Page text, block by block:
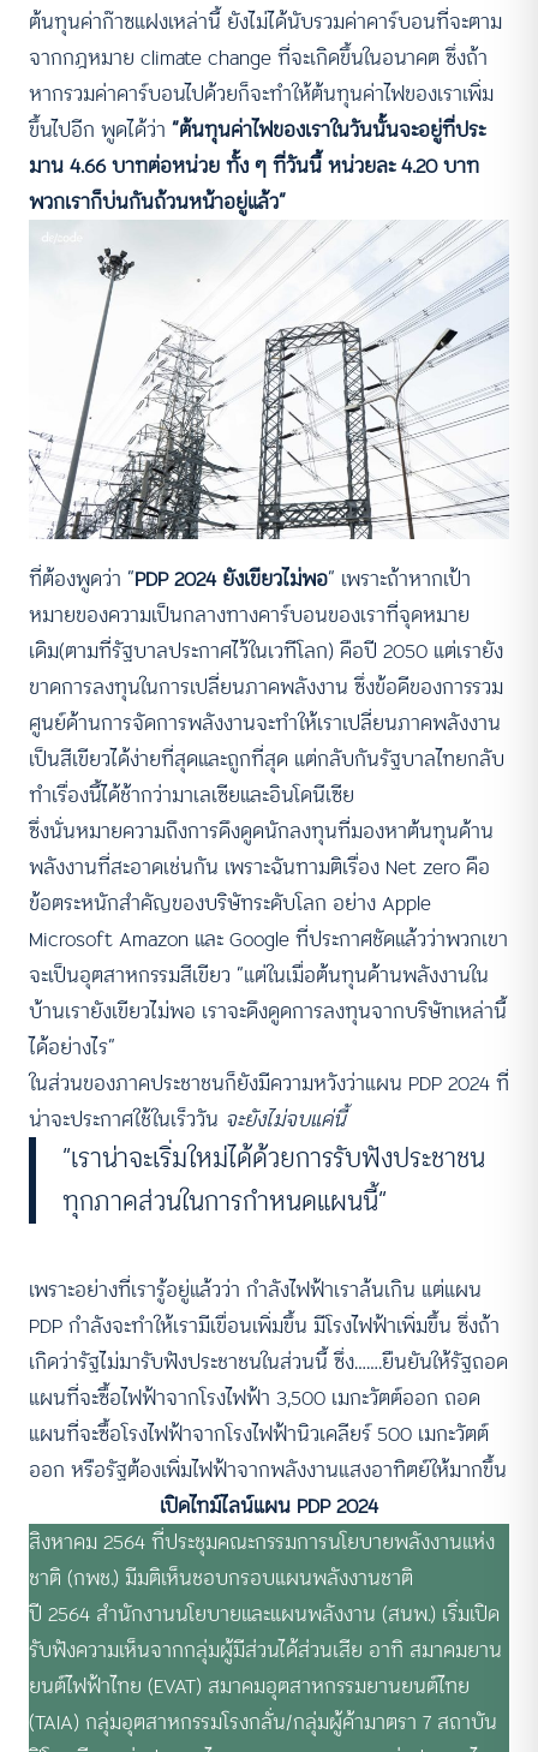
ต้นทุนค่าก๊าซแฝงเหล่านี้ ยังไม่ได้นับรวมค่าคาร์บอนที่จะตาม
จากกฎหมาย climate change ที่จะเกิดขึ้นในอนาคต ซึ่งถ้า
หากรวมค่าคาร์บอนไปด้วยก็จะทำให้ต้นทุนค่าไฟของเราเพิ่ม
ขึ้นไปอีก พูดได้ว่า “ต้นทุนค่าไฟของเราในวันนั้นจะอยู่ที่ประ
มาน 4.66 บาทต่อหน่วย ทั้ง ๆ ที่วันนี้ หน่วยละ 4.20 บาท
พวกเราก็บ่นกันถ้วนหน้าอยู่แล้ว”
ที่ต้องพูดว่า “PDP 2024 ยังเขียวไม่พอ” เพราะถ้าหากเป้า
หมายของความเป็นกลางทางคาร์บอนของเราที่จุดหมาย
เดิม(ตามที่รัฐบาลประกาศไว้ในเวทีโลก) คือปี 2050 แต่เรายัง
ขาดการลงทุนในการเปลี่ยนภาคพลังงาน ซึ่งข้อดีของการรวม
ศูนย์ด้านการจัดการพลังงานจะทำให้เราเปลี่ยนภาคพลังงาน
เป็นสีเขียวได้ง่ายที่สุดและถูกที่สุด แต่กลับกันรัฐบาลไทยกลับ
ทำเรื่องนี้ได้ช้ากว่ามาเลเซียและอินโดนีเซีย
ซึ่งนั่นหมายความถึงการดึงดูดนักลงทุนที่มองหาต้นทุนด้าน
พลังงานที่สะอาดเช่นกัน เพราะฉันทามติเรื่อง Net zero คือ
ข้อตระหนักสำคัญของบริษัทระดับโลก อย่าง Apple
Microsoft Amazon และ Google ที่ประกาศชัดแล้วว่าพวกเขา
จะเป็นอุตสาหกรรมสีเขียว “แต่ในเมื่อต้นทุนด้านพลังงานใน
บ้านเรายังเขียวไม่พอ เราจะดึงดูดการลงทุนจากบริษัทเหล่านี้
ได้อย่างไร”
ในส่วนของภาคประชาชนก็ยังมีความหวังว่าแผน PDP 2024 ที่
น่าจะประกาศใช้ในเร็ววัน จะยังไม่จบแค่นี้
“เราน่าจะเริ่มใหม่ได้ด้วยการรับฟังประชาชน
ทุกภาคส่วนในการกำหนดแผนนี้”
เพราะอย่างที่เรารู้อยู่แล้วว่า กำลังไฟฟ้าเราล้นเกิน แต่แผน
PDP กำลังจะทำให้เรามีเขื่อนเพิ่มขึ้น มีโรงไฟฟ้าเพิ่มขึ้น ซึ่งถ้า
เกิดว่ารัฐไม่มารับฟังประชาชนในส่วนนี้ ซึ่ง…….ยืนยันให้รัฐถอด
แผนที่จะซื้อไฟฟ้าจากโรงไฟฟ้า 3,500 เมกะวัตต์ออก ถอด
แผนที่จะซื้อโรงไฟฟ้าจากโรงไฟฟ้านิวเคลียร์ 500 เมกะวัตต์
ออก หรือรัฐต้องเพิ่มไฟฟ้าจากพลังงานแสงอาทิตย์ให้มากขึ้น
เปิดไทม์ไลน์แผน PDP 2024
สิงหาคม 2564 ที่ประชุมคณะกรรมการนโยบายพลังงานแห่ง
ชาติ (กพช.) มีมติเห็นชอบกรอบแผนพลังงานชาติ
ปี 2564 สำนักงานนโยบายและแผนพลังงาน (สนพ.) เริ่มเปิด
รับฟังความเห็นจากกลุ่มผู้มีส่วนได้ส่วนเสีย อาทิ สมาคมยาน
ยนต์ไฟฟ้าไทย (EVAT) สมาคมอุตสาหกรรมยานยนต์ไทย
(TAIA) กลุ่มอุตสาหกรรมโรงกลั่น/กลุ่มผู้ค้ามาตรา 7 สถาบัน